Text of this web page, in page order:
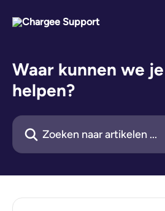
Waar kunnen we
helpen?
Zoeken naar artikelen ...